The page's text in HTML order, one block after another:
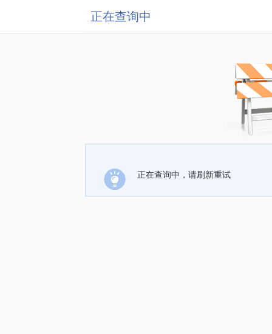
正在查询中
正在查询中，请刷新重试